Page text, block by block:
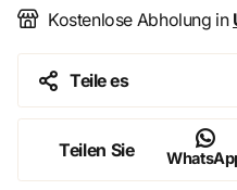
Auteur & dessinateur :
Genre : Sport
Langue : Français
Kostenlose Abholung in
Teile es
Teilen Sie